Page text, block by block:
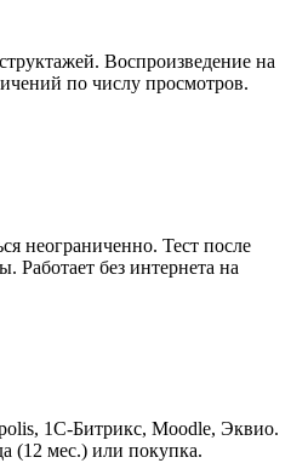
Воспроизведение на
по числу просмотров.
неограниченно. Тест после
Работает без интернета на
1С-Битрикс, Moodle, Эквио.
(12 мес.) или покупка.